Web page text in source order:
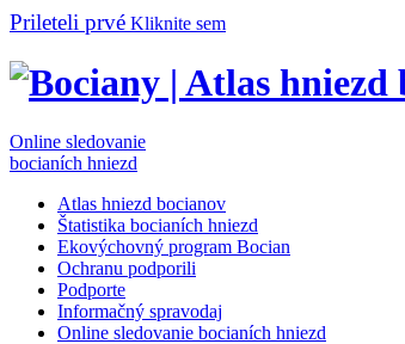
Prileteli prvé Kliknite sem
Online sledovanie
bocianích hniezd
Atlas hniezd bocianov
Štatistika bocianích hniezd
Ekovýchovný program Bocian
Ochranu podporili
Podporte
Informačný spravodaj
Online sledovanie bocianích hniezd